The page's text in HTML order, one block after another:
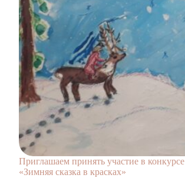
Приглашаем принять участие в конкурсе
«Зимняя сказка в красках»